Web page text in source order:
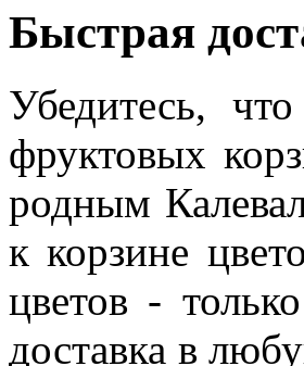
Быстрая
Убедитесь,
фруктовых
родным
к корзине
цветов -
доставка в